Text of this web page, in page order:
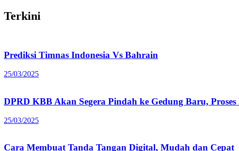
Terkini
Prediksi Timnas Indonesia Vs Bahrain
25/03/2025
DPRD KBB Akan Segera Pindah ke Gedung Baru,
25/03/2025
Cara Membuat Tanda Tangan Digital, Mudah dan Cepat